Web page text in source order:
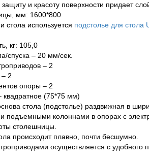
и красоту поверхности придает
мм: 1600*800
стола используется подстолье для стола
кг: 105,0
спуска – 20 мм/сек.
– 2
– 2
опоры – 2
(75*75 мм)
стола (подстолье) раздвижная в
подъемными колоннами в опорах с
столешницы.
происходит плавно, почти бесшумно.
осуществляется с удобного